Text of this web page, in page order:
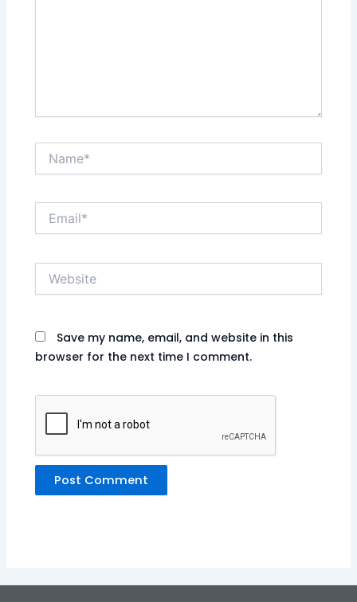
Email*
Save my name, email, and website in this
browser for the next time I comment.